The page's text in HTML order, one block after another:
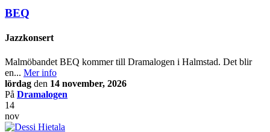
BEQ
Jazzkonsert
Malmöbandet BEQ kommer till Dramalogen i Halmstad. Det blir
en... Mer info
lördag den 14 november, 2026
På Dramalogen
14
nov